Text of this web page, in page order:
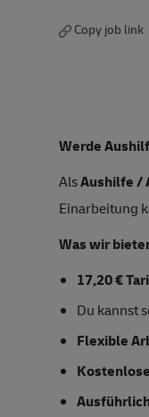
Copy job link
Werde
AlsAushilfe /
Einarbeitung
Was wir
17,20 €
Du kannst
Flexible
Kostenlose